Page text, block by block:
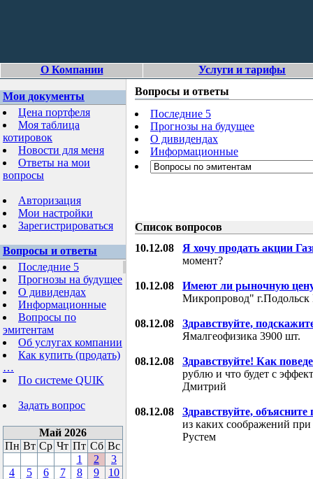
О Компании Услуги и тарифы
Мои документы
Цена портфеля
Моя таблица
котировок
Новости для меня
Ответы на мои
вопросы
Авторизация
Мои настройки
Зарегистрироваться
Вопросы и ответы
Последние 5
Прогнозы на будущее
О дивидендах
Информационные
Вопросы по
эмитентам
Об услугах компании
Как купить (продать)
…
По системе QUIK
Задать вопрос
Май 2026
Пн Вт Ср Чт Пт Сб Вс
1
2
3
4
5 6 7 8 9
10
Вопросы и ответы
Последние 5
Прогнозы на будущее
О дивидендах
Информационные
Список вопросов
10.12.08 Я хочу продать акции
момент?
10.12.08
Имеют ли рыночную
Микропровод"
08.12.08
Здравствуйте,
Ямалгеофизика 3900 шт.
08.12.08
Здравствуйте! Как
рублю и что будет с
Дмитрий
08.12.08
Здравствуйте, объясните
из каких соображений
Рустем